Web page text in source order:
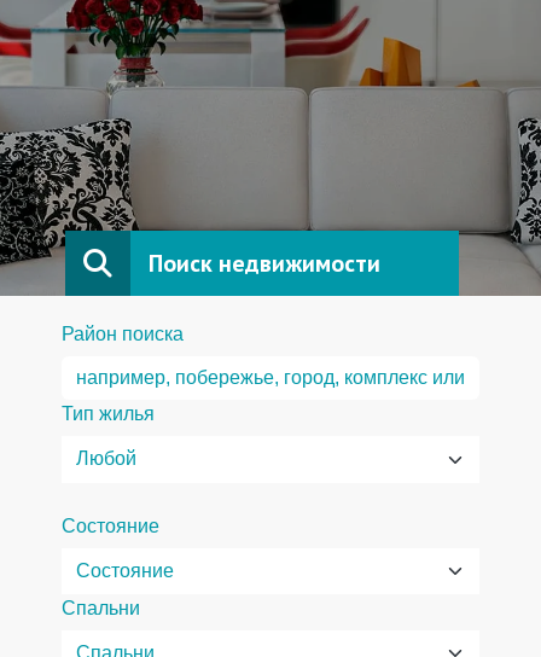
Поиск недвижимости
Район поиска
Тип жилья
Состояние
Спальни